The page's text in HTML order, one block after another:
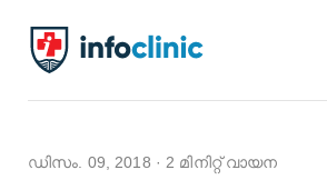
ഡിസം. 09, 2018 · 2 മിനിറ്റ് വായന